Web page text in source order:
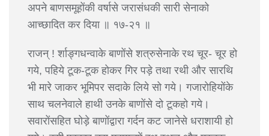
अपने बाणसमूहोंकी वर्षासे जरासंधकी सारी सेनाको
आच्छादित कर दिया ॥ १७-२१ ॥
राजन् ! र्शाङ्गधन्वाके बाणोंसे शत्रुसेनाके रथ चूर- चूर हो
गये, पहिये टूक-टूक होकर गिर पड़े तथा रथी और सारथि
भी मारे जाकर भूमिपर सदाके लिये सो गये। गजारोहियोंके
साथ चलनेवाले हाथी उनके बाणोंसे दो टूकहो गये।
सवारोंसहित घोड़े बाणोंद्वारा गर्दन कट जानेसे धराशायी हो